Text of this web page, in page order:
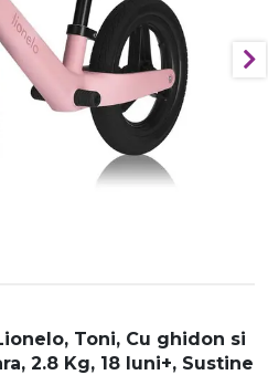
Toni, Cu ghidon si
2.8 Kg, 18 luni+, Sustine